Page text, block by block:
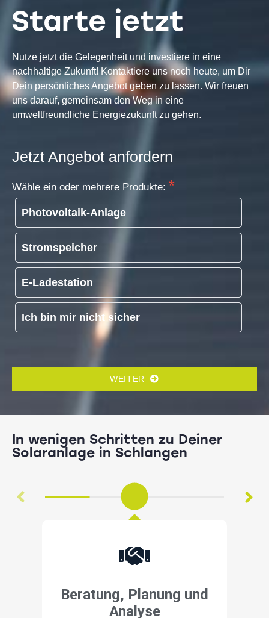
Starte jetzt
Nutze jetzt die Gelegenheit und investiere in eine
nachhaltige Zukunft! Kontaktiere uns noch heute, um Dir
Dein persönliches Angebot geben zu lassen. Wir freuen
uns darauf, gemeinsam den Weg in eine
umweltfreundliche Energiezukunft zu gehen.
Jetzt Angebot anfordern
Wähle ein oder mehrere Produkte:
Photovoltaik-Anlage
Stromspeicher
E-Ladestation
Ich bin mir nicht sicher
WEITER
In wenigen Schritten zu Deiner
Solaranlage in Schlangen
Beratung, Planung und
Analyse